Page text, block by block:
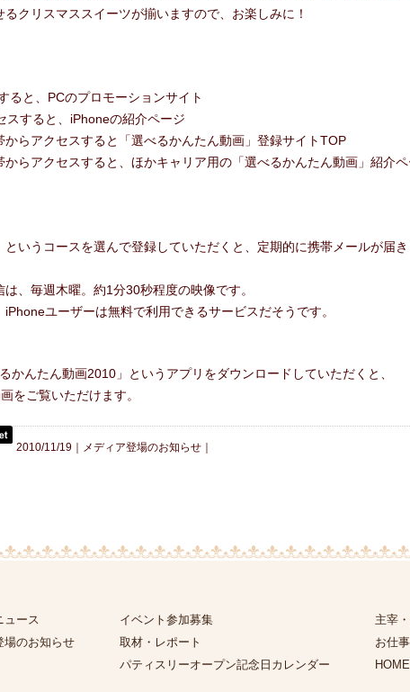
クリスマススイーツが揃いますので、お楽しみに！
ると、PCのプロモーションサイト
スすると、iPhoneの紹介ページ
からアクセスすると「選べるかんたん動画」登録サイトTOP
からアクセスすると、ほかキャリア用の「選べるかんたん動画」紹介ペ
というコースを選んで登録していただくと、定期的に携帯メールが届き
、毎週木曜。約1分30秒程度の映像です。
iPhoneユーザーは無料で利用できるサービスだそうです。
かんたん動画2010」というアプリをダウンロードしていただくと、
をご覧いただけます。
2010/11/19｜ メディア登場のお知らせ
ュース
場のお知らせ
イベント参加募集
取材・レポート
パティスリーオープン記念日カレンダー
主宰
お仕
HOME